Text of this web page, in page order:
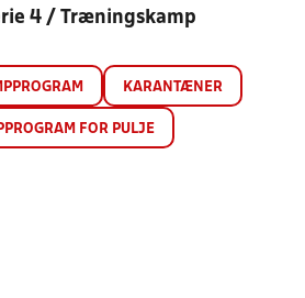
4 / Træningskamp
KARANTÆNER
FOR PULJE